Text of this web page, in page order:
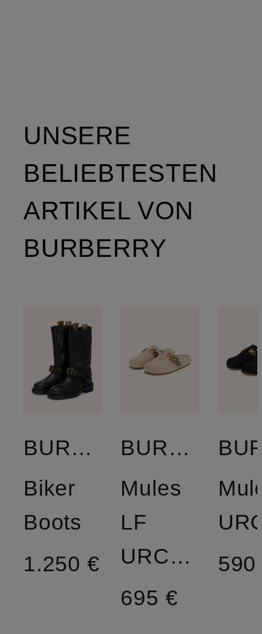
UNSERE
BELIEBTESTEN
ARTIKEL VON
BURBERRY
BURBERRY
Biker
Boots
1.250 €
BURBERRY
Mules
LF
URCHIN
695 €
590